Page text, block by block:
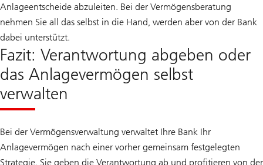
Anlageentscheide abzuleiten. Bei der Vermögensberatung
nehmen Sie all das selbst in die Hand, werden aber von der Bank
dabei unterstützt.
Fazit: Verantwortung abgeben oder
das Anlagevermögen selbst
verwalten
Bei der Vermögensverwaltung verwaltet Ihre Bank Ihr
Anlagevermögen nach einer vorher gemeinsam festgelegten
Strategie. Sie geben die Verantwortung ab und profitieren von der